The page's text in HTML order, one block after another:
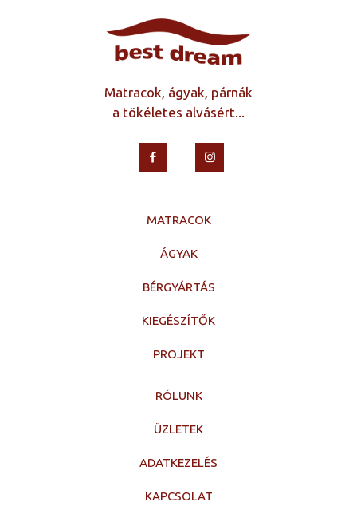
Matracok, ágyak, párnák
a tökéletes alvásért...
MATRACOK
ÁGYAK
BÉRGYÁRTÁS
KIEGÉSZÍTŐK
PROJEKT
RÓLUNK
ÜZLETEK
ADATKEZELÉS
KAPCSOLAT